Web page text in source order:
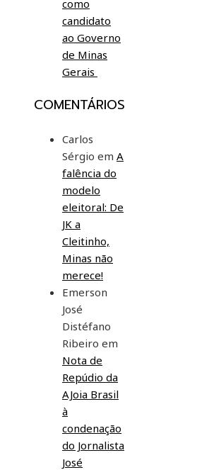
como
candidato
ao Governo
de Minas
Gerais
COMENTÁRIOS
Carlos
Sérgio em A
falência do
modelo
eleitoral: De
JK a
Cleitinho,
Minas não
merece!
Emerson
José
Distéfano
Ribeiro em
Nota de
Repúdio da
AJoia Brasil
à
condenação
do Jornalista
José